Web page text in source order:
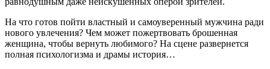
На что готов пойти властный и самоуверенный мужчина ради
нового увлечения? Чем может пожертвовать брошенная
женщина, чтобы вернуть любимого? На сцене развернется
полная психологизма и драмы история…